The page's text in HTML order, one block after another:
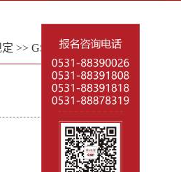
>> GSP管理制度>> 正文